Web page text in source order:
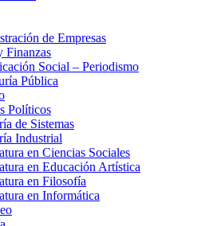
de Empresas
Finanzas
Social – Periodismo
Pública
Políticos
de Sistemas
Industrial
en Ciencias Sociales
en Educación Artística
en Filosofía
en Informática